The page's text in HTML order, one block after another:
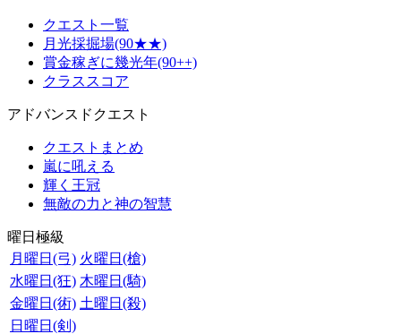
クエスト一覧
月光採掘場(90★★)
賞金稼ぎに幾光年(90++)
クラススコア
アドバンスドクエスト
クエストまとめ
嵐に吼える
輝く王冠
無敵の力と神の智慧
曜日極級
月曜日(弓) 火曜日(槍)
水曜日(狂) 木曜日(騎)
金曜日(術) 土曜日(殺)
日曜日(剣)